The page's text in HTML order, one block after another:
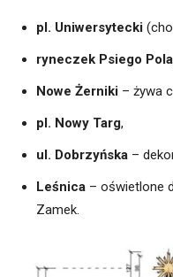
pl. Uniwersytecki
ryneczek Psiego Pola
Nowe Żerniki – żywa
pl. Nowy Targ,
ul. Dobrzyńska –
Leśnica – oświetlone
Zamek.